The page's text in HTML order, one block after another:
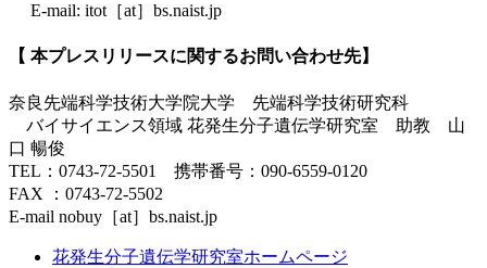
E-mail: itot［at］bs.naist.jp
【 本プレスリリースに関するお問い合わせ先】
奈良先端科学技術大学院大学 先端科学技術研究科
バイサイエンス領域 花発生分子遺伝学研究室 助教 山
口 暢俊
TEL：0743-72-5501 携帯番号：090-6559-0120
FAX ：0743-72-5502
E-mail nobuy［at］bs.naist.jp
花発生分子遺伝学研究室ホームページ